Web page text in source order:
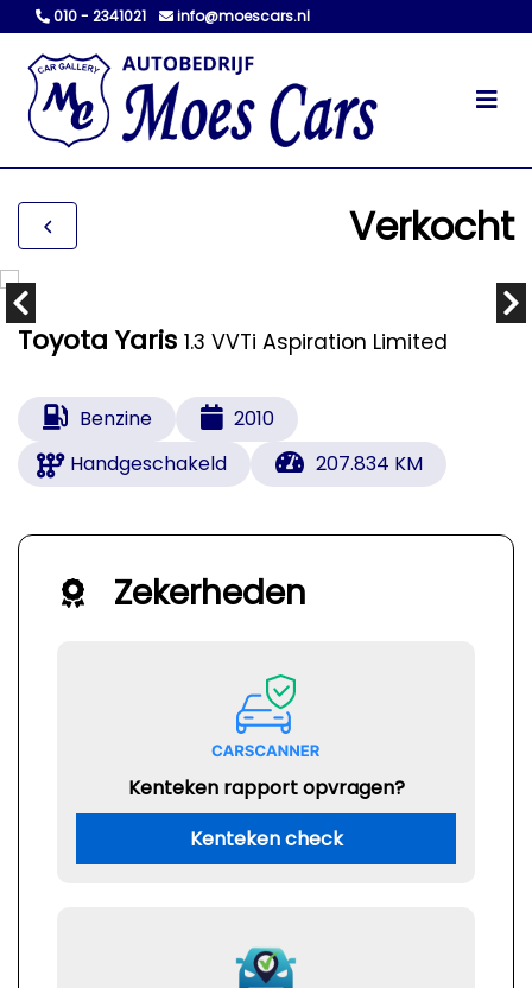
010 - 2341021 info@moescars.nl
Verkocht
Toyota Yaris 1.3 VVTi Aspiration Limited
Benzine
2010
Handgeschakeld
207.834 KM
Zekerheden
Kenteken rapport opvragen?
Kenteken check